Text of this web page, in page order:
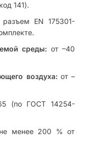
141).
разъем EN 175301-
среды: от –40
воздуха:от –
(по ГОСТ 14254-
менее 200 % от